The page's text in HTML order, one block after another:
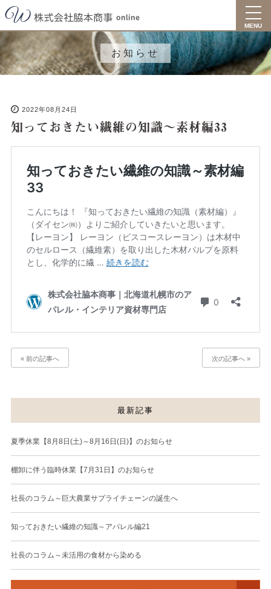
MENU
お知らせ
2022年08月24日
知っておきたい繊維の知識～素材編33
« 前の記事へ 次の記事へ »
最新記事
夏季休業【8月8日(土)～8月16日(日)】のお知らせ
棚卸に伴う臨時休業【7月31日】のお知らせ
社長のコラム～巨大農業サプライチェーンの誕生へ
知っておきたい繊維の知識～アパレル編21
社長のコラム～未活用の食材から染める